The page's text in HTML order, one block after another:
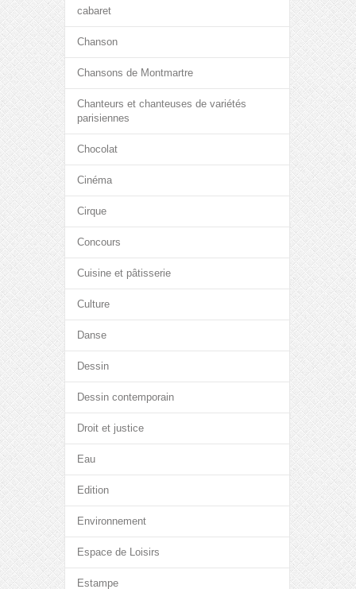
cabaret
Chanson
Chansons de Montmartre
Chanteurs et chanteuses de variétés
parisiennes
Chocolat
Cinéma
Cirque
Concours
Cuisine et pâtisserie
Culture
Danse
Dessin
Dessin contemporain
Droit et justice
Eau
Edition
Environnement
Espace de Loisirs
Estampe